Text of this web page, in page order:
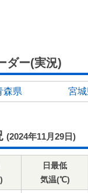
ダー(実況)
森県 宮
(2024年11月29日)
日最低
気温(℃)